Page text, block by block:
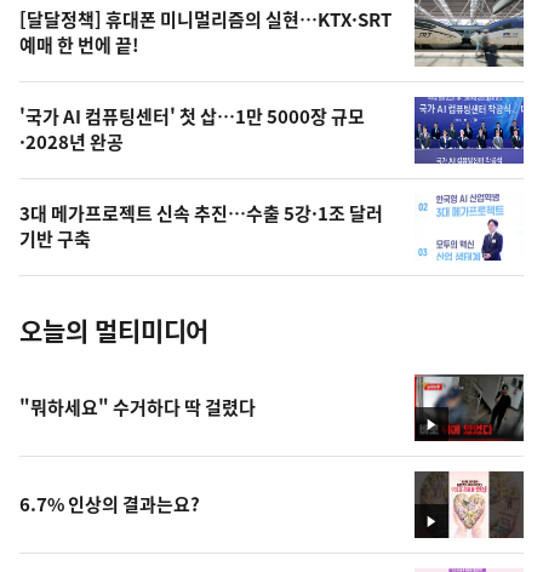
영
상
오
의
사
진
[달달정책] 휴대폰 미니멀리즘의 실현…KTX·SRT
예매 한 번에 끝!
'국가 AI 컴퓨팅센터' 첫 삽…1만 5000장 규모
·2028년 완공
3대 메가프로젝트 신속 추진…수출 5강·1조 달러
기반 구축
오늘의 멀티미디어
영
상
"뭐하세요" 수거하다 딱 걸렸다
영
상
6.7% 인상의 결과는요?